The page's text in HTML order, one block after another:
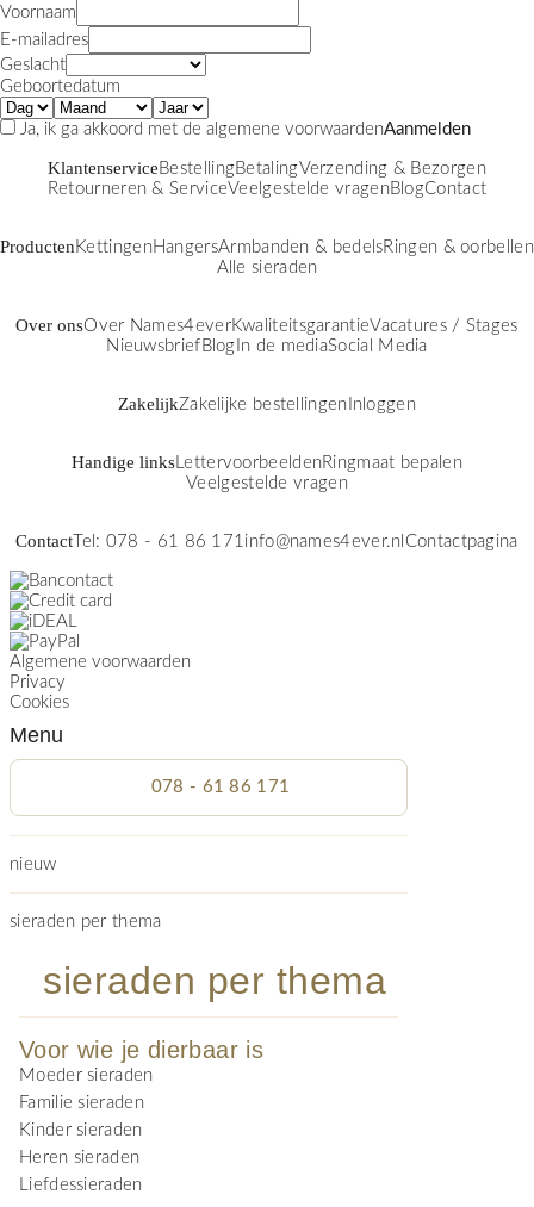
Voornaam
E-mailadres
Geslacht
Geboortedatum
Ja, ik ga akkoord met de algemene voorwaardenAanmelden
Klantenservice BestellingBetalingVerzending & Bezorgen
Retourneren & ServiceVeelgestelde vragenBlogContact
Producten KettingenHangersArmbanden & bedelsRingen & oorbellen
Alle sieraden
Over onsOver Names4everKwaliteitsgarantieVacatures / Stages
Nieuwsbrief Blog In de mediaSocial Media
ZakelijkZakelijke bestellingen Inloggen
Handige linksLettervoorbeeldenRingmaat bepalen
Veelgestelde vragen
Contact Tel: 078 - 61 86 171info@names4ever.nl Contactpagina
Algemene voorwaarden
Privacy
Cookies
Menu
078 - 61 86 171
nieuw
sieraden per thema
sieraden per thema
Voor wie je dierbaar is
Moeder sieraden
Familie sieraden
Kinder sieraden
Heren sieraden
Liefdessieraden